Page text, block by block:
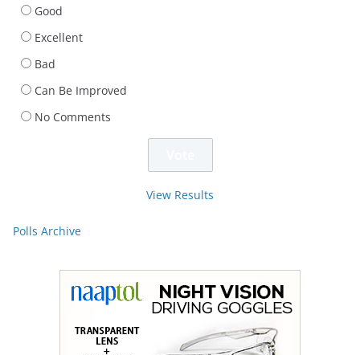
Good
Excellent
Bad
Can Be Improved
No Comments
View Results
Polls Archive